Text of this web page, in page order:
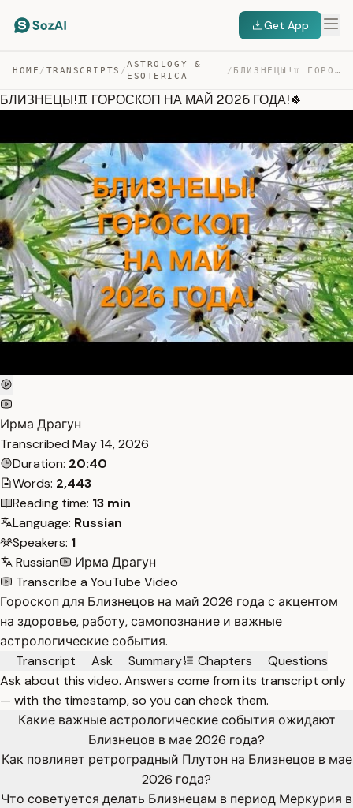
Get App
HOME / TRANSCRIPTS /
ASTROLOGY &
ESOTERICA
/ БЛИЗНЕЦЫ!♊️ ГОРОСКОП НА МАЙ 2026 ГОДА!🍀 — TRANSCRIPT
БЛИЗНЕЦЫ!♊️ ГОРОСКОП НА МАЙ 2026 ГОДА!🍀
Ирма Драгун
Transcribed May 14, 2026
Duration: 20:40
Words: 2,443
Reading time: 13 min
Language: Russian
Speakers: 1
Russian
Ирма Драгун
Transcribe a YouTube Video
Гороскоп для Близнецов на май 2026 года с акцентом
на здоровье, работу, самопознание и важные
астрологические события.
Transcript
Ask Summary Chapters
Questions
Ask about this video. Answers come from its transcript only
— with the timestamp, so you can check them.
Какие важные астрологические события ожидают
Близнецов в мае 2026 года?
Как повлияет ретроградный Плутон на Близнецов в мае
2026 года?
Что советуется делать Близнецам в период Меркурия в